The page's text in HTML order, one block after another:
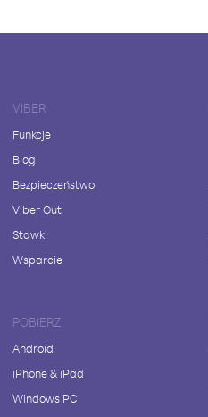
VIBER
Funkcje
Blog
Bezpieczeństwo
Viber Out
Stawki
Wsparcie
POBIERZ
Android
iPhone & iPad
Windows PC